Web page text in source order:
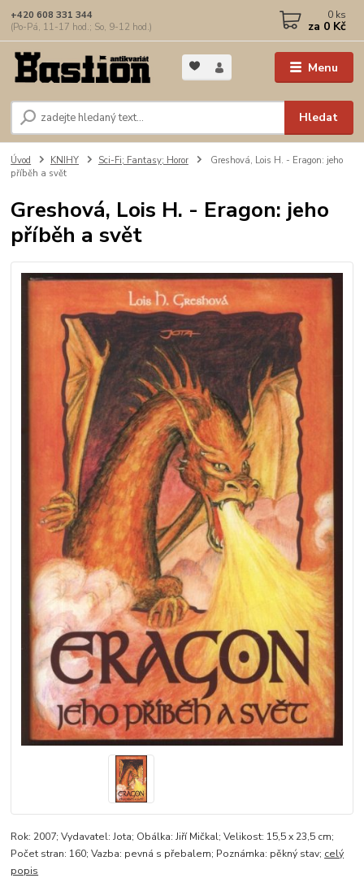
Menu
Hledat
+420 608 331 344
(Po-Pá, 11-17 hod.; So, 9-12 hod.)
0 ks
za 0 Kč
Úvod KNIHY Sci-Fi; Fantasy; Horor
Greshová, Lois H. - Eragon: jeho
příběh a svět
Greshová, Lois H. - Eragon: jeho
příběh a svět
Rok: 2007; Vydavatel: Jota; Obálka: Jiří Mičkal; Velikost: 15,5 x 23,5 cm;
Počet stran: 160; Vazba: pevná s přebalem; Poznámka: pěkný stav; celý
popis